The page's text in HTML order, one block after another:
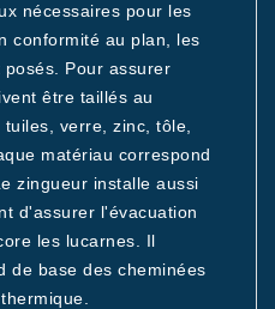
nécessaires pour les
conformité au plan, les
Pour assurer
être taillés au
verre, zinc, tôle,
matériau correspond
zingueur installe aussi
d'assurer l'évacuation
les lucarnes. Il
de base des cheminées